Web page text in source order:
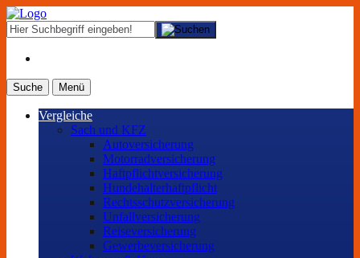
Suche Menü
Vergleiche
Sach und KFZ
Autoversicherung
Motorradversicherung
Haftpflichtversicherung
Hundehalterhaftpflicht
Rechtsschutzversicherung
Unfallversicherung
Reiseversicherung
Gewerbeversicherung